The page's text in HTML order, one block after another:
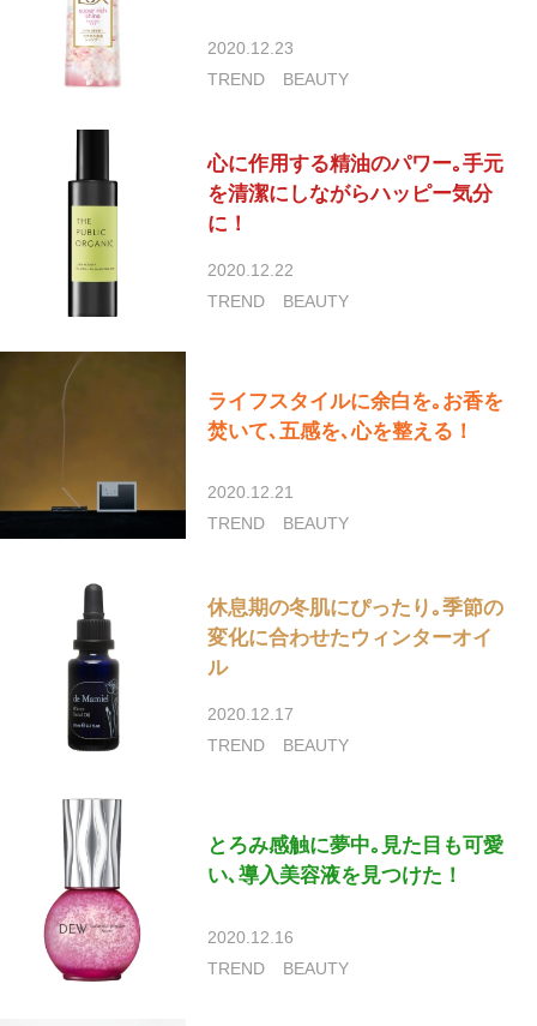
2020.12.23
TREND
BEAUTY
心に作用する精油のパワー｡手元
を清潔にしながらハッピー気分
に！
2020.12.22
TREND
BEAUTY
ライフスタイルに余白を｡お香を
焚いて､五感を､心を整える！
2020.12.21
TREND
BEAUTY
休息期の冬肌にぴったり｡季節の
変化に合わせたウィンターオイ
ル
2020.12.17
TREND
BEAUTY
とろみ感触に夢中｡見た目も可愛
い､導入美容液を見つけた！
2020.12.16
TREND
BEAUTY